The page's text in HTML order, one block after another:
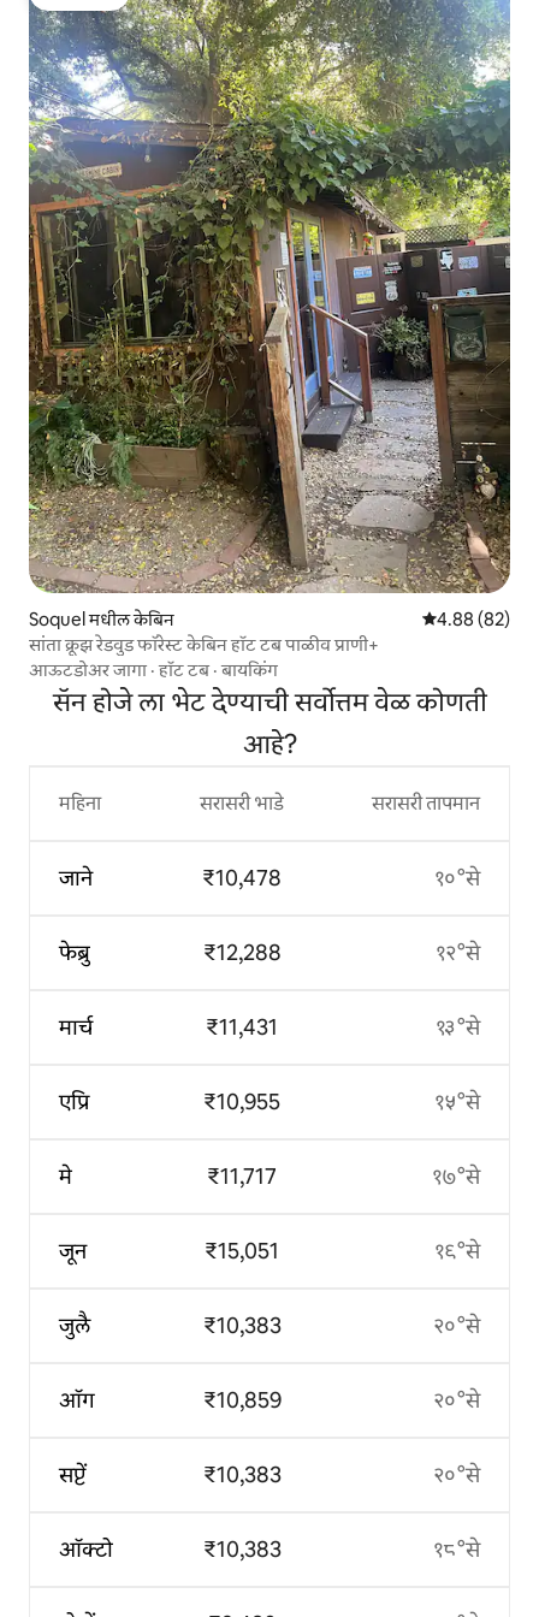
Soquel मधील केबिन 5 पैकी 4.88
4.88 (82)
सांता क्रूझ रेडवुड फॉरेस्ट केबिन हॉट टब पाळीव प्राणी+
आऊटडोअर जागा ·हॉट टब·बायकिंग
सॅन होजे ला भेट देण्याची सर्वोत्तम वेळ कोणती
आहे?
महिना
जाने
फेब्रु
मार्च
एप्रि
मे
जून
जुलै
ऑग
सप्टें
ऑक्टो
सरासरी भाडे
₹10,478
₹12,288
₹11,431
₹10,955
₹11,717
₹15,051
₹10,383
₹10,859
₹10,383
₹10,383
सरासरी तापमान
१०°से
१२°से
१३°से
१५°से
१७°से
१९°से
२०°से
२०°से
२०°से
१८°से